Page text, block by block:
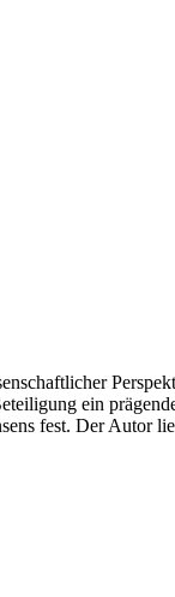
ein
fest. Der Autor